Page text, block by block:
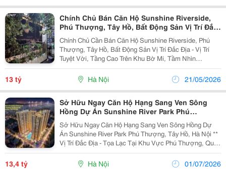
Chính Chủ Bán Căn Hộ Sunshine Riverside,
Phú Thượng, Tây Hồ, Bất Động Sản Vị Trí Đắc
Địa
Chính Chủ Cần Bán Căn Hộ Sunshine Riverside, Phú
Thượng, Tây Hồ, Bất Động Sản Vị Trí Đắc Địa - Vị Trí
Tuyệt Vời, Tầng Cao Trên Khu Bờ Mi, Tầm Nhìn
Panorama. - Thiết Kế Riêng, Tùy Chỉnh Toàn Bộ Kính
Hộp, Bếp Phong Cách Châu Âu Chuẩn 5 Sao. -...
13 tỷ Hà Nội 21/05/2026
Sở Hữu Ngay Căn Hộ Hạng Sang Ven Sông
Hồng Dự Án Sunshine River Park Phú
Thượng, Tây Hồ, Hà Nội
Sở Hữu Ngay Căn Hộ Hạng Sang Ven Sông Hồng Dự
Án Sunshine River Park Phú Thượng, Tây Hồ, Hà Nội **
Vị Trí Đắc Địa - Tọa Lạc Tại Khu Vực Phú Thượng, Quận
Tây Hồ, Hà Nội, Nằm Trong Khu Vực Nam Thăng Long
&Ndash; Ciputra, Hưởng Lợi Từ Không Gian Xanh...
13,4 tỷ Hà Nội 01/07/2026